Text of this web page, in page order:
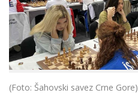
(Foto: Šahovski savez Crne Gore)